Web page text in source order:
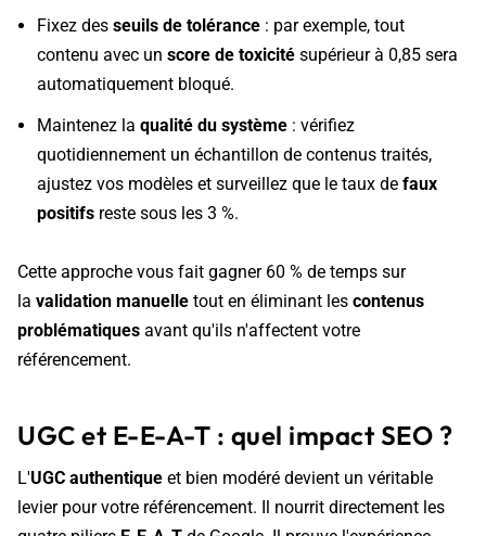
Fixez des seuils de tolérance : par exemple, tout
contenu avec un score de toxicité supérieur à 0,85 sera
automatiquement bloqué.
Maintenez la qualité du système : vérifiez
quotidiennement un échantillon de contenus traités,
ajustez vos modèles et surveillez que le taux de faux
positifs reste sous les 3 %.
Cette approche vous fait gagner 60 % de temps sur
la validation manuelle tout en éliminant les contenus
problématiques avant qu'ils n'affectent votre
référencement.
UGC et E-E-A-T : quel impact SEO ?
L'UGC authentique et bien modéré devient un véritable
levier pour votre référencement. Il nourrit directement les